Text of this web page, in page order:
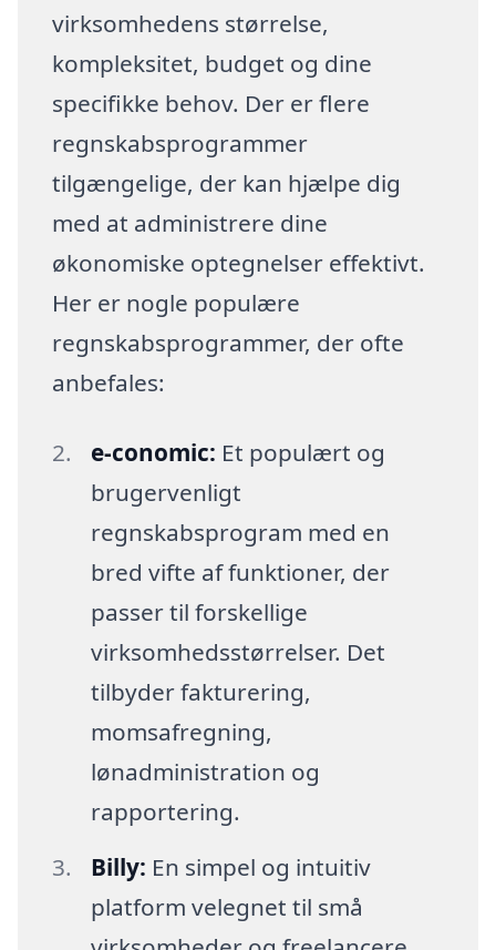
virksomhedens størrelse,
kompleksitet, budget og dine
specifikke behov. Der er flere
regnskabsprogrammer
tilgængelige, der kan hjælpe dig
med at administrere dine
økonomiske optegnelser effektivt.
Her er nogle populære
regnskabsprogrammer, der ofte
anbefales:
e-conomic: Et populært og
brugervenligt
regnskabsprogram med en
bred vifte af funktioner, der
passer til forskellige
virksomhedsstørrelser. Det
tilbyder fakturering,
momsafregning,
lønadministration og
rapportering.
Billy: En simpel og intuitiv
platform velegnet til små